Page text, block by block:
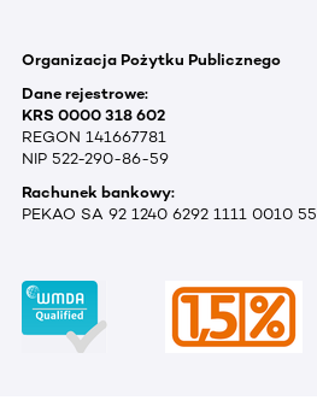
Organizacja Pożytku Publicznego
Dane rejestrowe:
KRS 0000 318 602
REGON 141667781
NIP 522-290-86-59
Rachunek bankowy:
PEKAO SA 92 1240 6292 1111 0010